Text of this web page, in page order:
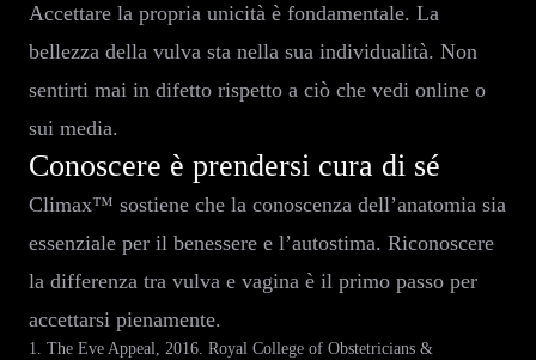
Accettare la propria unicità è fondamentale. La
bellezza della vulva sta nella sua individualità. Non
sentirti mai in difetto rispetto a ciò che vedi online o
sui media.
Conoscere è prendersi cura di sé
Climax™ sostiene che la conoscenza dell’anatomia sia
essenziale per il benessere e l’autostima. Riconoscere
la differenza tra vulva e vagina è il primo passo per
accettarsi pienamente.
1. The Eve Appeal, 2016. Royal College of Obstetricians &